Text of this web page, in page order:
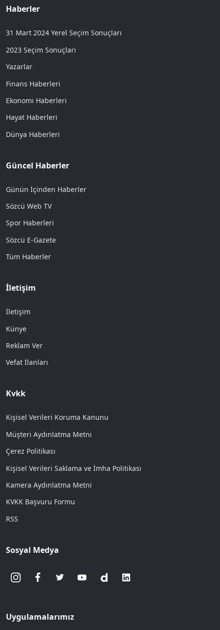
Haberler
31 Mart 2024 Yerel Seçim Sonuçları
2023 Seçim Sonuçları
Yazarlar
Finans Haberleri
Ekonomi Haberleri
Hayat Haberleri
Dünya Haberleri
Güncel Haberler
Günün İçinden Haberler
Sözcü Web TV
Spor Haberleri
Sözcü E-Gazete
Tüm Haberler
İletişim
İletişim
Künye
Reklam Ver
Vefat İlanları
Kvkk
Kişisel Verileri Koruma Kanunu
Müşteri Aydınlatma Metni
Çerez Politikası
Kişisel Verileri Saklama ve İmha Politikası
Kamera Aydınlatma Metni
KVKK Başvuru Formu
RSS
Sosyal Medya
Uygulamalarımız